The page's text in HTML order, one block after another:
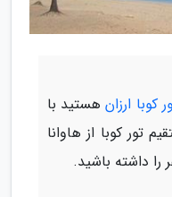
کوبا ارزانهستید با
تور کوبا از هاوانا
را داشته باشید.